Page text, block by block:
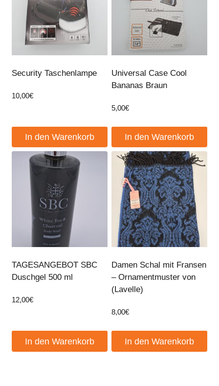
Security Taschenlampe
10,00€
In den Warenkorb
Universal Case Cool
Bananas Braun
5,00€
In den Warenkorb
TAGESANGEBOT SBC
Duschgel 500 ml
12,00€
In den Warenkorb
Damen Schal mit Fransen
– Ornamentmuster von
(Lavelle)
8,00€
In den Warenkorb